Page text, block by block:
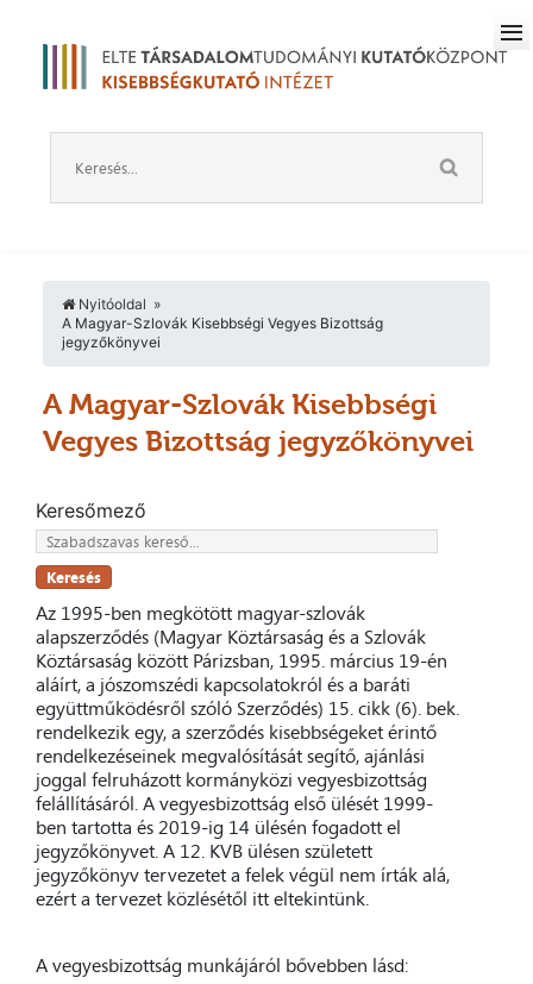
Nyitóoldal
A Magyar-Szlovák Kisebbségi Vegyes Bizottság
jegyzőkönyvei
A Magyar-Szlovák Kisebbségi
Vegyes Bizottság jegyzőkönyvei
Keresőmező
Keresés
Az 1995-ben megkötött magyar-szlovák
alapszerződés (Magyar Köztársaság és a Szlovák
Köztársaság között Párizsban, 1995. március 19-én
aláírt, a jószomszédi kapcsolatokról és a baráti
együttműködésről szóló Szerződés) 15. cikk (6). bek.
rendelkezik egy, a szerződés kisebbségeket érintő
rendelkezéseinek megvalósítását segítő, ajánlási
joggal felruházott kormányközi vegyesbizottság
felállításáról. A vegyesbizottság első ülését 1999-
ben tartotta és 2019-ig 14 ülésén fogadott el
jegyzőkönyvet. A 12. KVB ülésen született
jegyzőkönyv tervezetet a felek végül nem írták alá,
ezért a tervezet közlésétől itt eltekintünk.
A vegyesbizottság munkájáról bővebben lásd: